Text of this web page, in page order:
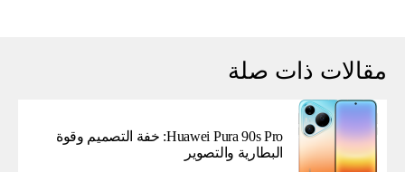
مقالات ذات صلة
Huawei Pura 90s Pro: خفة التصميم وقوة
البطارية والتصوير